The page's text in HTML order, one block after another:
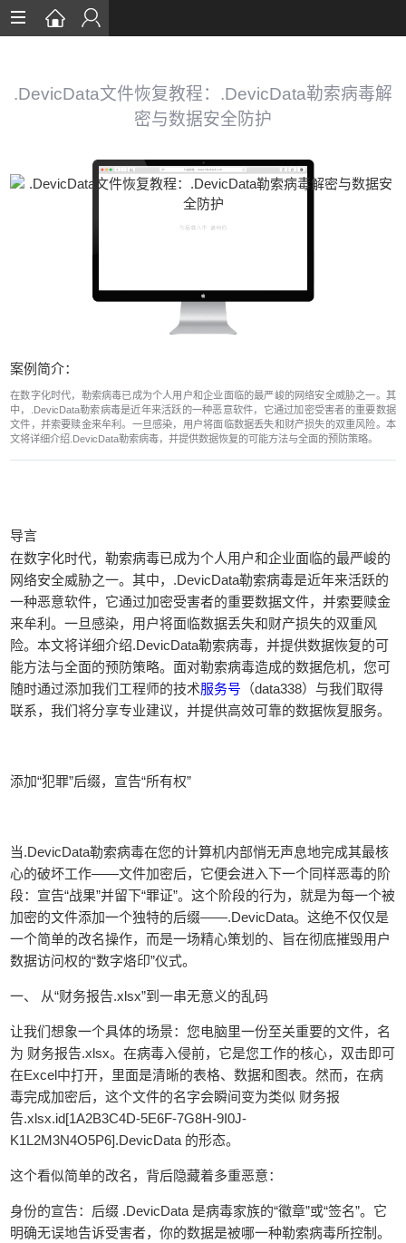
数据恢复
.DevicData文件恢复教程：.DevicData勒索病毒解
密与数据安全防护
案例简介：
在数字化时代，勒索病毒已成为个人用户和企业面临的最严峻的网络安全威胁之一。其
中，.DevicData勒索病毒是近年来活跃的一种恶意软件，它通过加密受害者的重要数据
文件，并索要赎金来牟利。一旦感染，用户将面临数据丢失和财产损失的双重风险。本
文将详细介绍.DevicData勒索病毒，并提供数据恢复的可能方法与全面的预防策略。
导言
在数字化时代，勒索病毒已成为个人用户和企业面临的最严峻的
网络安全威胁之一。其中，.DevicData勒索病毒是近年来活跃的
一种恶意软件，它通过加密受害者的重要数据文件，并索要赎金
来牟利。一旦感染，用户将面临数据丢失和财产损失的双重风
险。本文将详细介绍.DevicData勒索病毒，并提供数据恢复的可
能方法与全面的预防策略。面对勒索病毒造成的数据危机，您可
随时通过添加我们工程师的技术服务号 （data338）与我们取得
联系，我们将分享专业建议，并提供高效可靠的数据恢复服务。
添加“犯罪”后缀，宣告“所有权”
当.DevicData勒索病毒在您的计算机内部悄无声息地完成其最核
心的破坏工作——文件加密后，它便会进入下一个同样恶毒的阶
段：宣告“战果”并留下“罪证”。这个阶段的行为，就是为每一个被
加密的文件添加一个独特的后缀——.DevicData。这绝不仅仅是
一个简单的改名操作，而是一场精心策划的、旨在彻底摧毁用户
数据访问权的“数字烙印”仪式。
一、 从“财务报告.xlsx”到一串无意义的乱码
让我们想象一个具体的场景：您电脑里一份至关重要的文件，名
为 财务报告.xlsx。在病毒入侵前，它是您工作的核心，双击即可
在Excel中打开，里面是清晰的表格、数据和图表。然而，在病
毒完成加密后，这个文件的名字会瞬间变为类似 财务报
告.xlsx.id[1A2B3C4D-5E6F-7G8H-9I0J-
K1L2M3N4O5P6].DevicData 的形态。
这个看似简单的改名，背后隐藏着多重恶意：
身份的宣告：后缀 .DevicData 是病毒家族的“徽章”或“签名”。它
明确无误地告诉受害者，你的数据是被哪一种勒索病毒所控制。